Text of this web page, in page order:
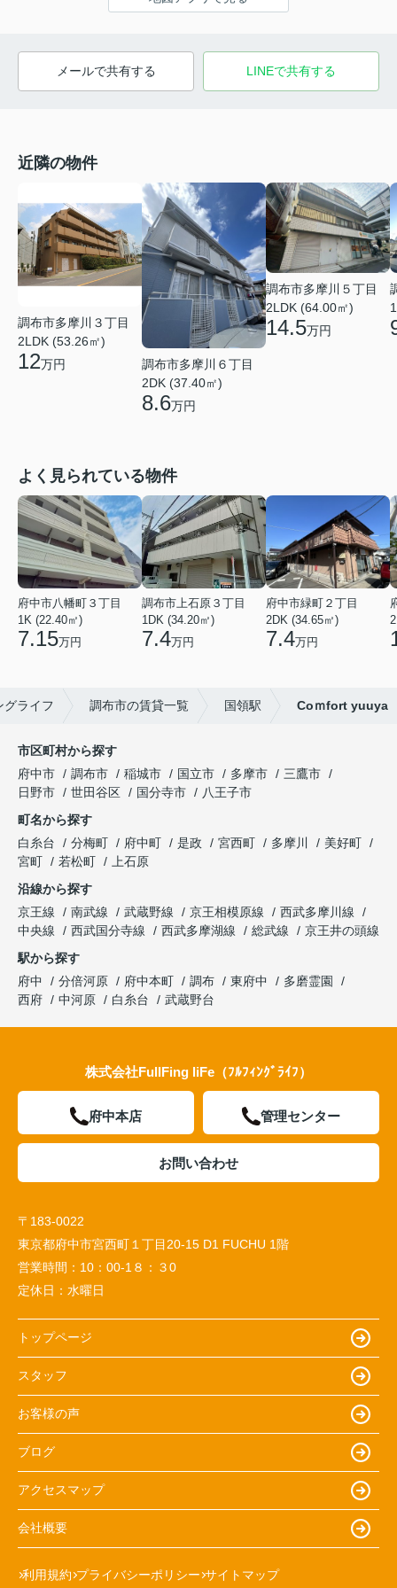
メールで共有する LINEで共有する
近隣の物件
調布市多摩川３丁目
2LDK (53.26㎡)
12万円
調布市多摩川６丁目
2DK (37.40㎡)
8.6万円
調布市多摩川５丁目
2LDK (64.00㎡)
14.5万円
よく見られている物件
府中市八幡町３丁目
1K (22.40㎡)
7.15万円
調布市上石原３丁目
1DK (34.20㎡)
7.4万円
府中市緑町２丁目
2DK (34.65㎡)
7.4万円
グライフ 調布市の賃貸一覧 国領駅 Coｍfort yuuya
市区町村から探す
府中市
調布市 稲城市 国立市 多摩市
三鷹市
日野市
世田谷区 国分寺市
八王子市
町名から探す
白糸台
分梅町 府中町 是政 宮西町 多摩川
美好町
宮町
若松町
上石原
沿線から探す
京王線
南武線 武蔵野線 京王相模原線
西武多摩川線
中央線
西武国分寺線 西武多摩湖線 総武線
京王井の頭線
駅から探す
府中
分倍河原 府中本町 調布 東府中
多磨霊園
西府
中河原 白糸台 武蔵野台
株式会社FullFing liFe（ﾌﾙﾌｨﾝｸﾞﾗｲﾌ）
府中本店 管理センター
お問い合わせ
〒183-0022
東京都府中市宮西町１丁目20-15 D1 FUCHU 1階
営業時間： 10：00-1８：３0
定休日： 水曜日
トップページ
スタッフ
お客様の声
ブログ
アクセスマップ
会社概要
利用規約 プライバシーポリシー サイトマップ